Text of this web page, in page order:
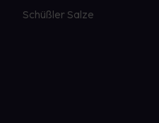
Schüßler Salze